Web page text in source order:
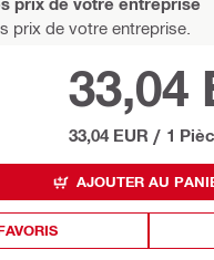
prix de votre entreprise.
33,04
33,04 EUR / 1
AJOUTER AU